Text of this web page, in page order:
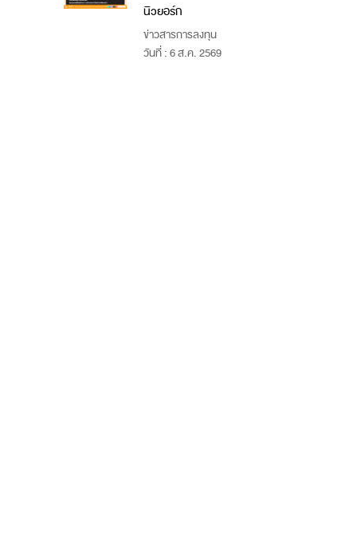
นิวยอร์ก
ข่าวสารการลงทุน
วันที่ : 6 ส.ค. 2569